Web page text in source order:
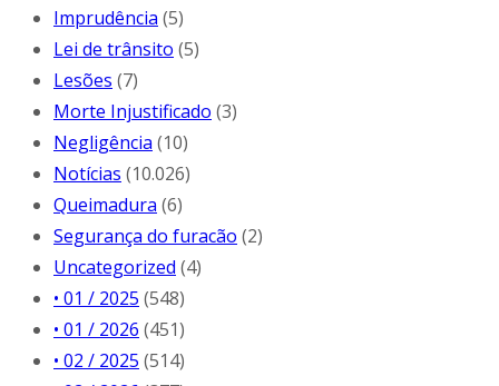
Imprudência (5)
Lei de trânsito (5)
Lesões (7)
Morte Injustificado (3)
Negligência (10)
Notícias (10.026)
Queimadura (6)
Segurança do furacão (2)
Uncategorized (4)
• 01 / 2025 (548)
• 01 / 2026 (451)
• 02 / 2025 (514)